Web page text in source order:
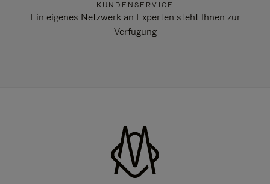
KUNDENSERVICE
Ein eigenes Netzwerk an Experten steht Ihnen zur
Verfügung